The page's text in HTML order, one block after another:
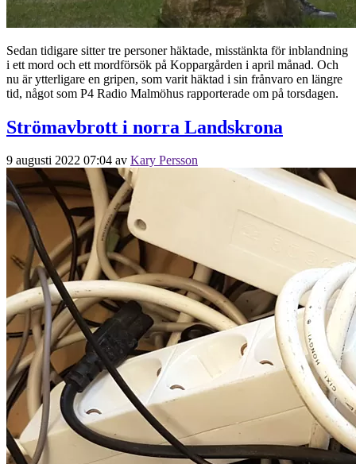
Sedan tidigare sitter tre personer häktade, misstänkta för inblandning
i ett mord och ett mordförsök på Koppargården i april månad. Och
nu är ytterligare en gripen, som varit häktad i sin frånvaro en längre
tid, något som P4 Radio Malmöhus rapporterade om på torsdagen.
Strömavbrott i norra Landskrona
9 augusti 2022 07:04 av Kary Persson